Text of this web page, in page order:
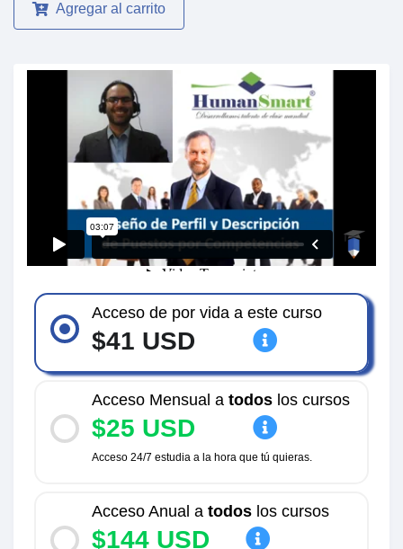
Agregar al carrito
Acceso de por vida a este curso
$41 USD
Acceso Mensual a todoslos cursos
$25 USD
Acceso 24/7 estudia a la hora que tú quieras.
Acceso Anual a todoslos cursos
$144 USD